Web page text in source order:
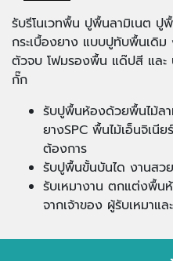
รับรีโนเวทพื้น ปูพื้นลามิเนต ปู
กระเบื้องยาง แบบปูทับพื้นเดิ
ตัวจบ โฟมรองพื้น แด๊ปสี และ
กั๊ก
รับปูพื้นห้องด้วยพื้นไม้ลา
ยางSPC พื้นไม้เอ็นจิเนี
ต้องการ
รับปูพื้นขั้นบันได งานสว
รับเหมางาน ตกแต่งพื้น
จากเจ้าของ ผู้รับเหมาแ